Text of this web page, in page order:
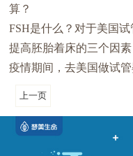
算？
FSH是什么？对于美国
提高胚胎着床的三个因
疫情期间，去美国做试
上一页